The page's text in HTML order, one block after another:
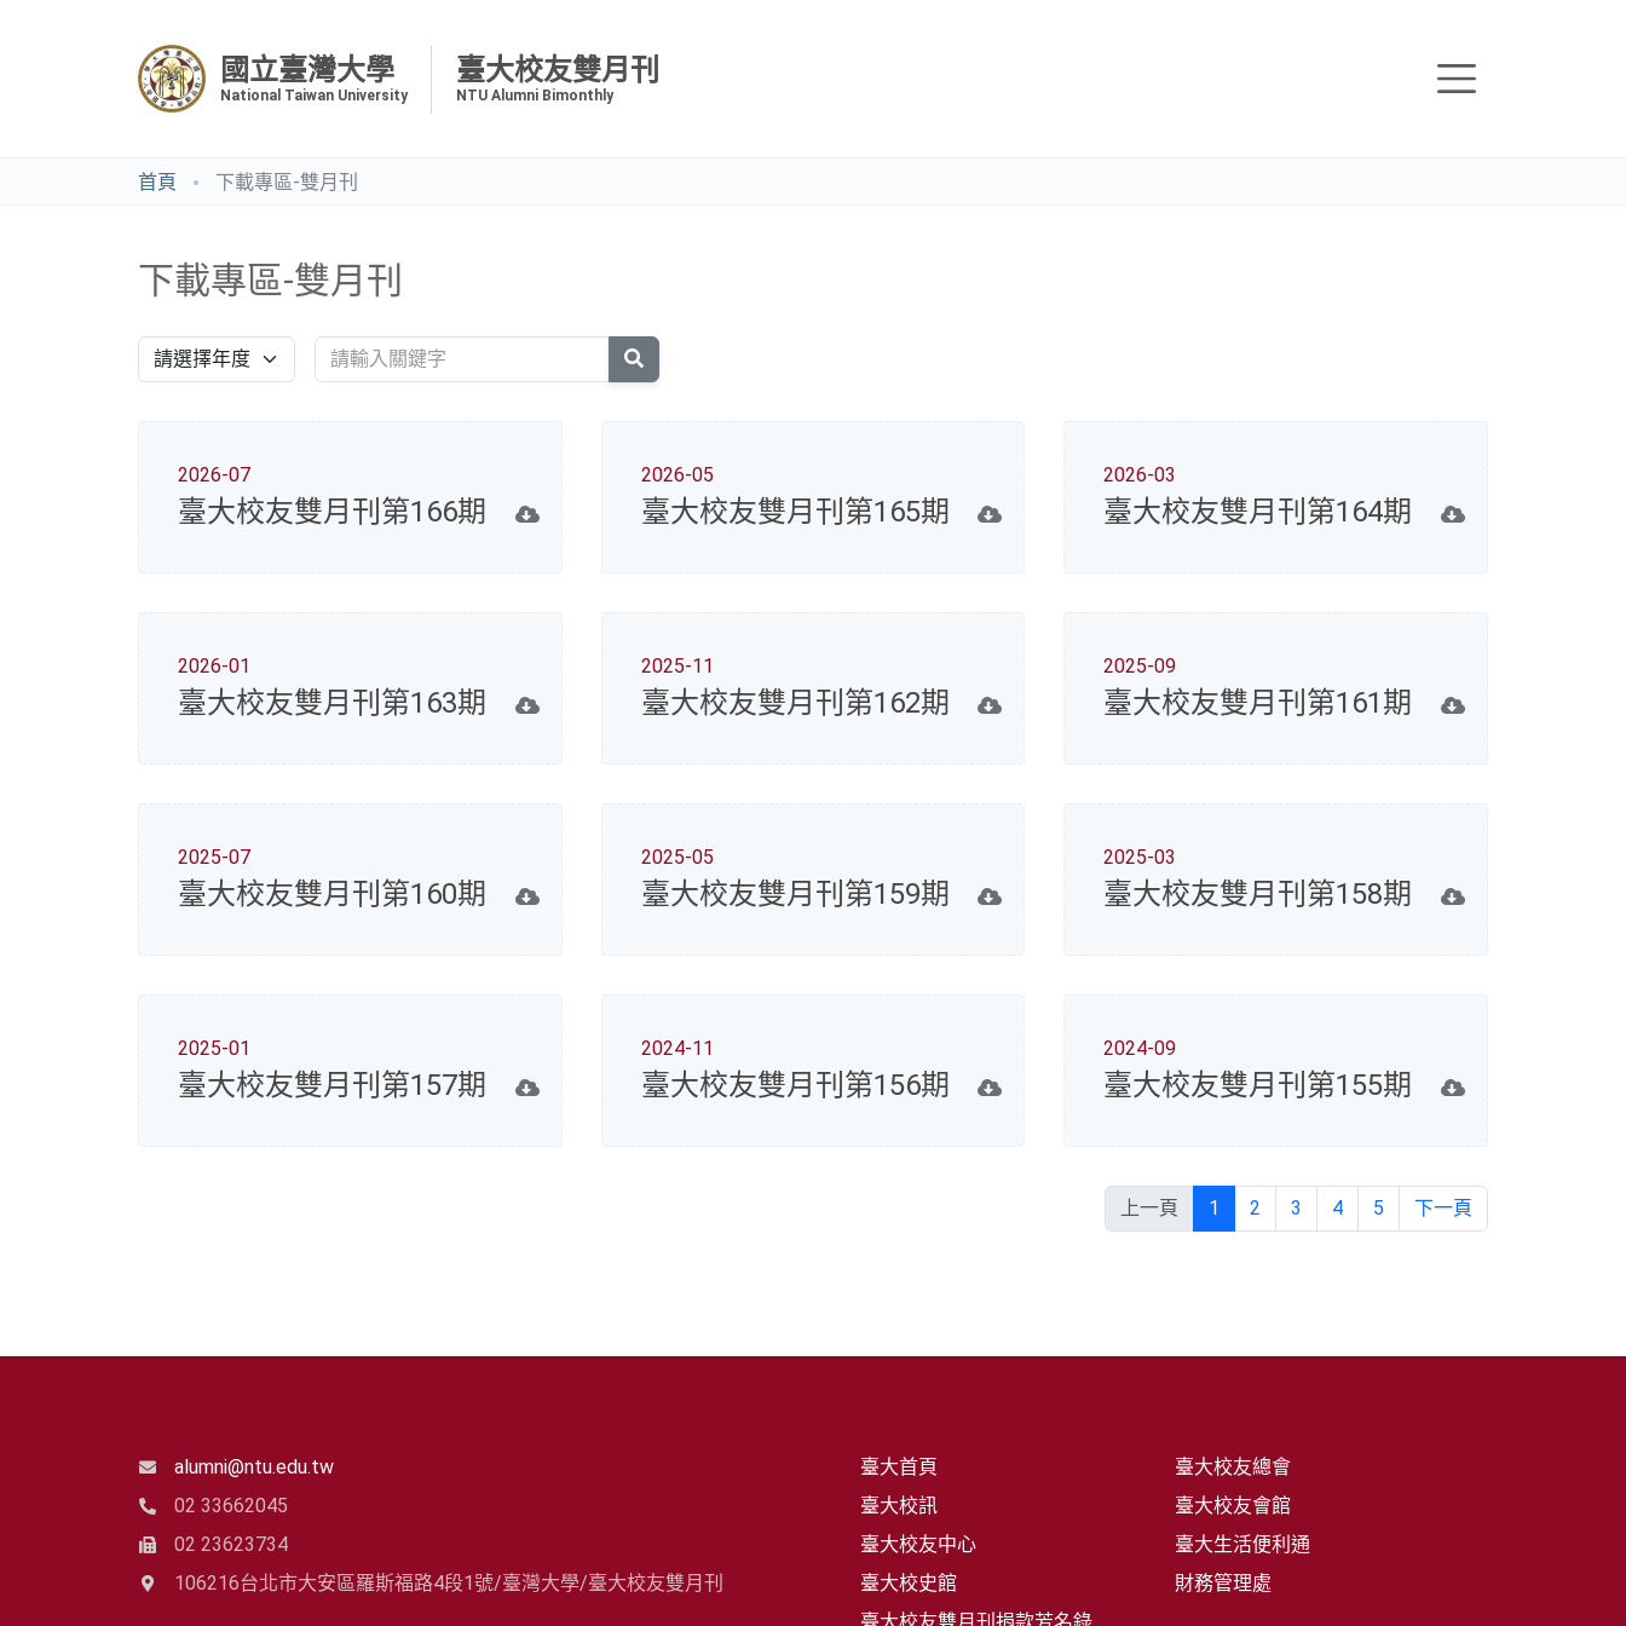
國立臺灣大學
National Taiwan University
臺大校友雙月刊
NTU Alumni Bimonthly
首頁 下載專區-雙月刊
下載專區-雙月刊
搜
2026-07
臺大校友雙月刊第166期
2026-05
臺大校友雙月刊第165期
2026-03
臺大校友雙月刊第164期
2026-01
臺大校友雙月刊第163期
2025-11
臺大校友雙月刊第162期
2025-09
臺大校友雙月刊第161期
2025-07
臺大校友雙月刊第160期
2025-05
臺大校友雙月刊第159期
2025-03
臺大校友雙月刊第158期
2025-01
臺大校友雙月刊第157期
2024-11
臺大校友雙月刊第156期
2024-09
臺大校友雙月刊第155期
上一頁 1 2 3 4 5 下一頁
臺大首頁
臺大校友總會
臺大校訊
臺大校友會館
臺大校友中心
臺大生活便利通
臺大校史館
財務管理處
臺大校友雙月刊捐款芳名錄
alumni@ntu.edu.tw
02 33662045
02 23623734
106216台北市大安區羅斯福路4段1號/臺灣大學/臺大校友雙月刊